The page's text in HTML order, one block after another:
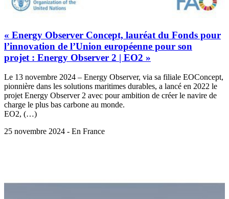
« Energy Observer Concept, lauréat du Fonds pour
l’innovation de l’Union européenne pour son
projet : Energy Observer 2 | EO2 »
Le 13 novembre 2024 – Energy Observer, via sa filiale EOConcept,
pionnière dans les solutions maritimes durables, a lancé en 2022 le
projet Energy Observer 2 avec pour ambition de créer le navire de
charge le plus bas carbone au monde.
EO2, (…)
25 novembre 2024 - En France